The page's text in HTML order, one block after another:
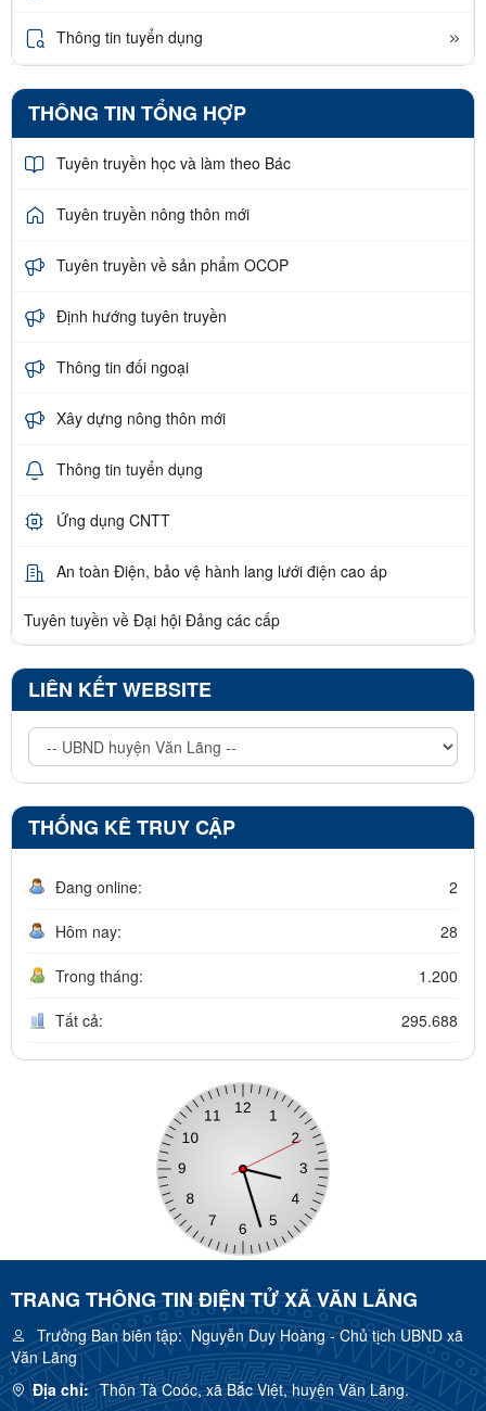
Thông tin tuyển dụng
THÔNG TIN TỔNG HỢP
Tuyên truyền học và làm theo Bác
Tuyên truyền nông thôn mới
Tuyên truyền về sản phẩm OCOP
Định hướng tuyên truyền
Thông tin đối ngoại
Xây dựng nông thôn mới
Thông tin tuyển dụng
Ứng dụng CNTT
An toàn Điện, bảo vệ hành lang lưới điện cao áp
Tuyên tuyền về Đại hội Đảng các cấp
LIÊN KẾT WEBSITE
THỐNG KÊ TRUY CẬP
Đang online: 2
Hôm nay: 28
Trong tháng: 1.200
Tất cả: 295.688
TRANG THÔNG TIN ĐIỆN TỬ XÃ VĂN LÃNG
Trưởng Ban biên tập:Nguyễn Duy Hoàng - Chủ tịch UBND xã
Văn Lãng
Địa chỉ: Thôn Tà Coóc, xã Bắc Việt, huyện Văn Lãng.